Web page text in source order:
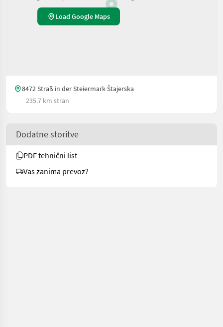
Load Google Maps
8472 Straß in der Steiermark Štajerska
235.7 km stran
Dodatne storitve
PDF tehnični list
Vas zanima prevoz?